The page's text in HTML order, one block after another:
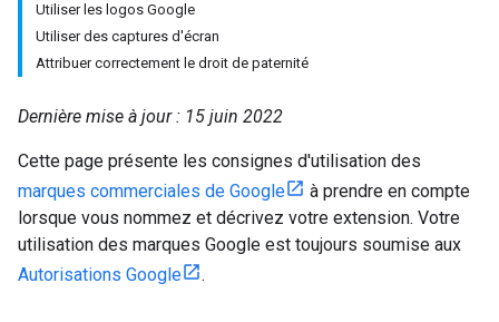
Utiliser les logos Google
Utiliser des captures d'écran
Attribuer correctement le droit de paternité
Dernière mise à jour : 15 juin 2022
Cette page présente les consignes d'utilisation des
marques commerciales de Google
à prendre en compte
lorsque vous nommez et décrivez votre extension. Votre
utilisation des marques Google est toujours soumise aux
Autorisations Google
.